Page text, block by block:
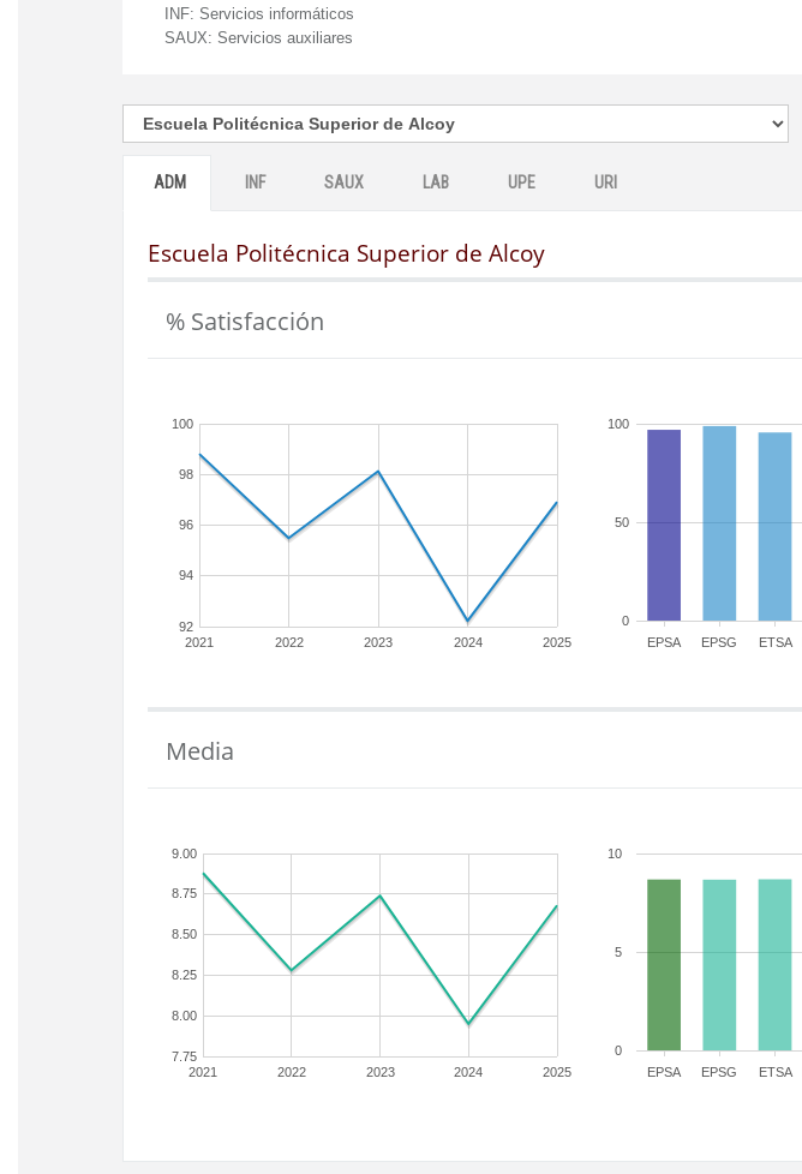
INF: Servicios informáticos
SAUX: Servicios auxiliares
ADM INF SAUX LAB UPE URI
Escuela Politécnica Superior de Alcoy
% Satisfacción
2021 2022 2023 2024 2025
92
94
96
98
100
EPSA EPSG ETSA
0
50
100
Media
2021 2022 2023 2024 2025
7.75
8.00
8.25
8.50
8.75
9.00
EPSA EPSG ETSA
0
5
10